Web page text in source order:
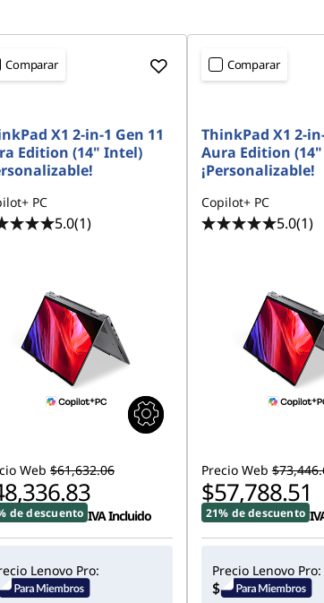
Comparar
X1 2-in-1 Gen 11
Edition (14" Intel)
PC
5.0(1)
Web $61,632.06
de descuento IVA Incluido
Lenovo Pro:
Comparar
ThinkPad X1 2-
Aura Edition
¡Personalizable!
Copilot+ PC
5.0(1)
Precio Web
$57,788.51
21% de descuento
Precio Lenovo Pro: